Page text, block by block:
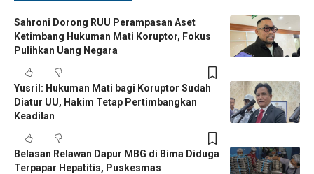
Sahroni Dorong RUU Perampasan Aset
Ketimbang Hukuman Mati Koruptor, Fokus
Pulihkan Uang Negara
Yusril: Hukuman Mati bagi Koruptor Sudah
Diatur UU, Hakim Tetap Pertimbangkan
Keadilan
Belasan Relawan Dapur MBG di Bima Diduga
Terpapar Hepatitis, Puskesmas